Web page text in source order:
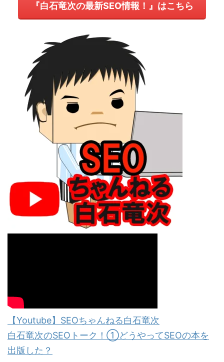
『白石竜次の最新SEO情報！』はこちら
【Youtube】SEOちゃんねる白石竜次
白石竜次のSEOトーク！①どうやってSEOの本を
出版した？